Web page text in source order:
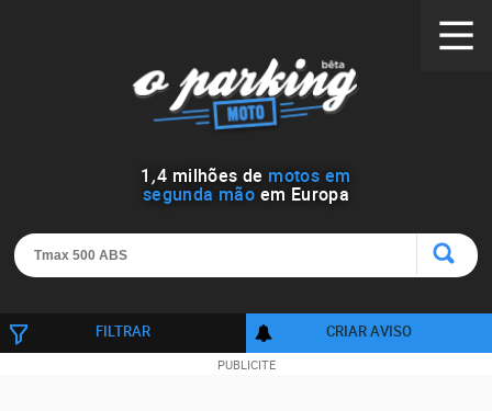
1 ,4 milhões de motos em
segunda mão em Europa
FILTRAR CRIAR AVISO